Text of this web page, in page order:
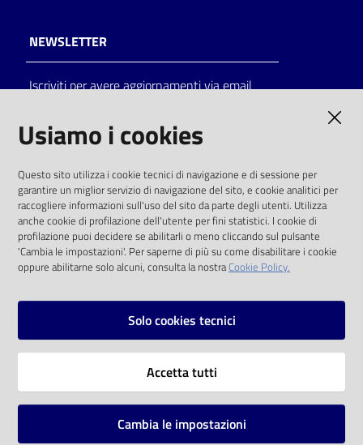
on line
Eventi
Chiedi al
bibliotecario
Avvisi
NEWSLETTER
Iscriviti per avere aggiornamenti via email
solo alle condizioni previste dalla direttiva
comunitaria 2003/98/CE e dal d.lgs. 36/2006
SOCIAL
Instagram
Vai alla pagina
Usiamo i cookies
Questo sito utilizza i cookie tecnici di navigazione e di sessione per
garantire un miglior servizio di navigazione del sito, e cookie analitici per
raccogliere informazioni sull'uso del sito da parte degli utenti. Utilizza
anche cookie di profilazione dell'utente per fini statistici. I cookie di
profilazione puoi decidere se abilitarli o meno cliccando sul pulsante
'Cambia le impostazioni'. Per saperne di più su come disabilitare i cookie
oppure abilitarne solo alcuni, consulta la nostraCookie Policy.
Solo cookies tecnici
Accetta tutti
Cambia le impostazioni